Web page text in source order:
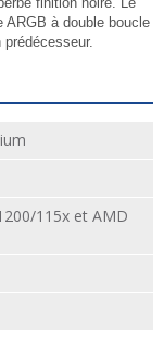
ARGB à double boucle
115x et AMD